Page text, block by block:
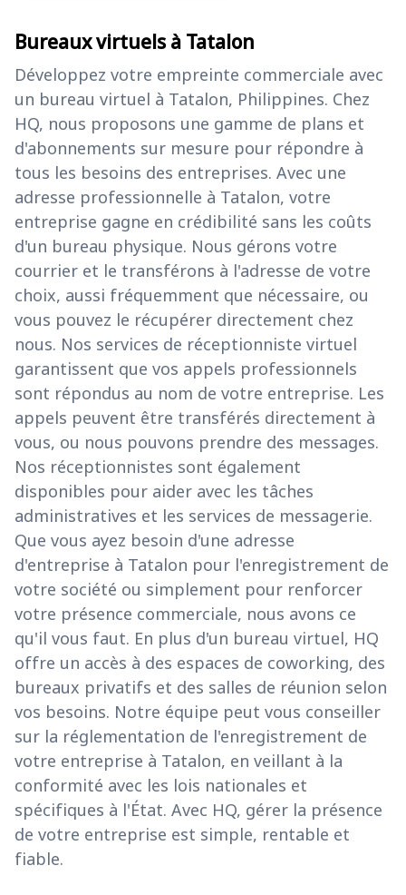
Bureaux virtuels à Tatalon
Développez votre empreinte commerciale avec
un bureau virtuel à Tatalon, Philippines. Chez
HQ, nous proposons une gamme de plans et
d'abonnements sur mesure pour répondre à
tous les besoins des entreprises. Avec une
adresse professionnelle à Tatalon, votre
entreprise gagne en crédibilité sans les coûts
d'un bureau physique. Nous gérons votre
courrier et le transférons à l'adresse de votre
choix, aussi fréquemment que nécessaire, ou
vous pouvez le récupérer directement chez
nous. Nos services de réceptionniste virtuel
garantissent que vos appels professionnels
sont répondus au nom de votre entreprise. Les
appels peuvent être transférés directement à
vous, ou nous pouvons prendre des messages.
Nos réceptionnistes sont également
disponibles pour aider avec les tâches
administratives et les services de messagerie.
Que vous ayez besoin d'une adresse
d'entreprise à Tatalon pour l'enregistrement de
votre société ou simplement pour renforcer
votre présence commerciale, nous avons ce
qu'il vous faut. En plus d'un bureau virtuel, HQ
offre un accès à des espaces de coworking, des
bureaux privatifs et des salles de réunion selon
vos besoins. Notre équipe peut vous conseiller
sur la réglementation de l'enregistrement de
votre entreprise à Tatalon, en veillant à la
conformité avec les lois nationales et
spécifiques à l'État. Avec HQ, gérer la présence
de votre entreprise est simple, rentable et
fiable.